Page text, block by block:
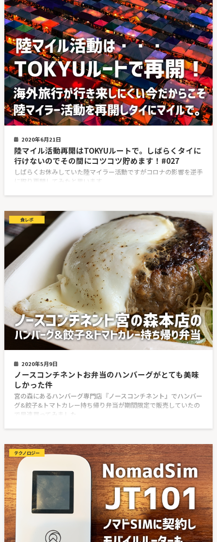
2020年6月21日
陸マイル活動再開はTOKYUルートで。しばらくタイに
行けないのでその間にコツコツ貯めます！#027
しばらくお休みしていた陸マイラー活動ですがコロナの影響を逆手
に取り再開してみたと思います。
食レポ
2020年5月9日
ノースコンチネントお弁当のハンバーグがとても美味
しかった件
宮の森にあるハンバーグ専門店『ノースコンチネント』でハンバー
グ&餃子&トマトカレー持ち帰り弁当が期間限定で販売していたの
で早速買ってみました。
テクノロジー